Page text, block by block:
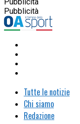
Pubblicità
Tutte le notizie
Chi siamo
Redazione